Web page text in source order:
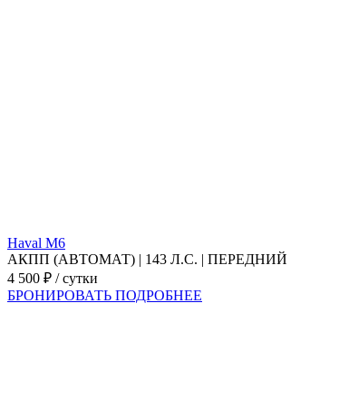
Haval M6
АКПП (АВТОМАТ) | 143 Л.С. | ПЕРЕДНИЙ
4 500 ₽ / сутки
БРОНИРОВАТЬ ПОДРОБНЕЕ